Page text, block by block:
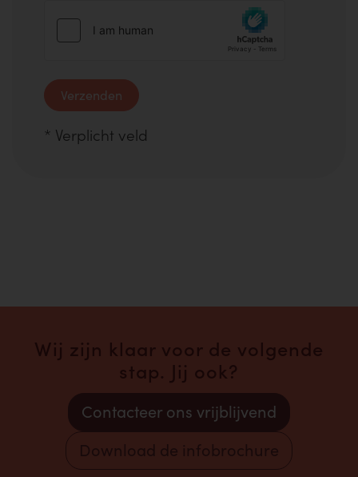
Verzenden
* Verplicht veld
Wij zijn klaar voor de volgende
stap. Jij ook?
Contacteer ons vrijblijvend
Download de infobrochure